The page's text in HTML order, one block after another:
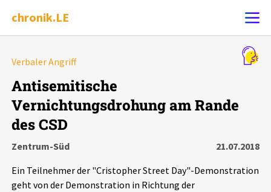
chronik.LE
Chronik
Dossiers
Verbaler Angriff
Antisemitische
Vernichtungsdrohung am Rande
des CSD
Zentrum-Süd
21.07.2018
Ein Teilnehmer der "Cristopher Street Day"-Demonstration
geht von der Demonstration in Richtung der
Alle Ereignisse
Ereignisse
Ereignisse Statistik
Filter Erklärungen